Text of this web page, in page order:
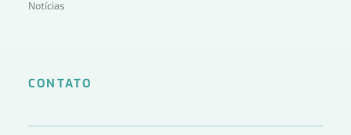
Notícias
CONTATO